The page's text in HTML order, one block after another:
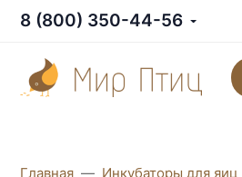
8 (800) 350-44-56
Главная Инкубаторы для яиц